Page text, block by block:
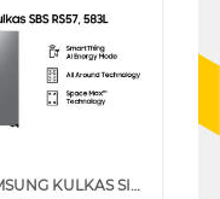
SAMSUNG KULKAS SIDE BY SIDE REFRIGERATOR RS57DG4000M9SE